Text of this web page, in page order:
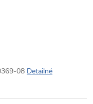
08 Detailné